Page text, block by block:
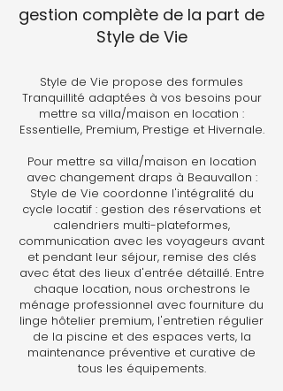
gestion complète de la part de
Style de Vie
Style de Vie propose des formules
Tranquillité adaptées à vos besoins pour
mettre sa villa/maison en location :
Essentielle, Premium, Prestige et Hivernale.
Pour mettre sa villa/maison en location
avec changement draps à Beauvallon :
Style de Vie coordonne l'intégralité du
cycle locatif : gestion des réservations et
calendriers multi-plateformes,
communication avec les voyageurs avant
et pendant leur séjour, remise des clés
avec état des lieux d'entrée détaillé. Entre
chaque location, nous orchestrons le
ménage professionnel avec fourniture du
linge hôtelier premium, l'entretien régulier
de la piscine et des espaces verts, la
maintenance préventive et curative de
tous les équipements.